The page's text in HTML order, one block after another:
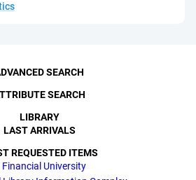
Financial University
SEARCH
SEARCH
LIBRARY
LAST ARRIVALS
REQUESTED ITEMS